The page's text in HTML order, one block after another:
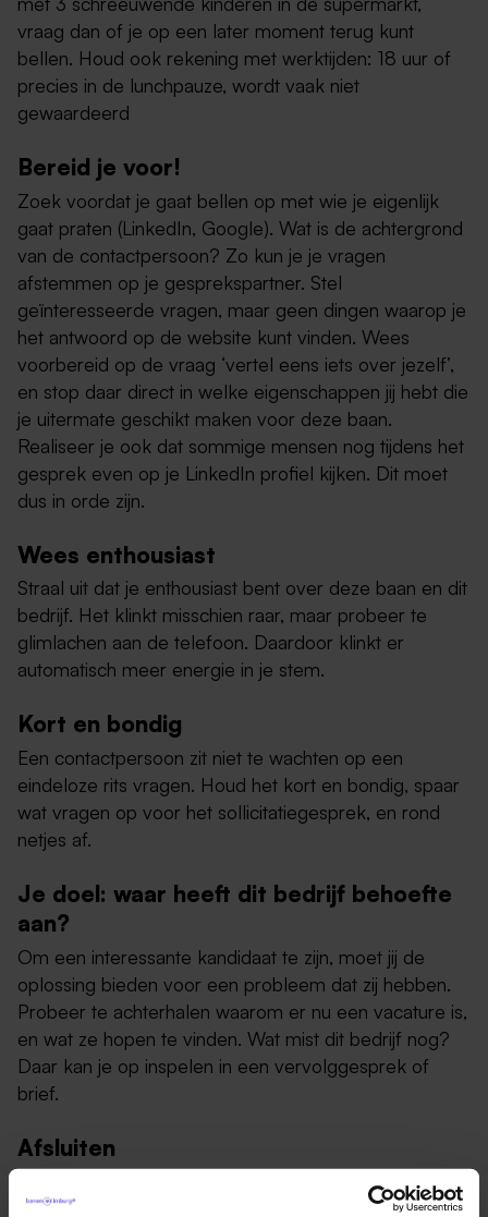
vraag dan of je op een later moment terug kunt
bellen. Houd ook rekening met werktijden: 18 uur of
precies in de lunchpauze, wordt vaak niet
gewaardeerd
Bereid je voor!
Zoek voordat je gaat bellen op met wie je eigenlijk
gaat praten (LinkedIn, Google). Wat is de achtergrond
van de contactpersoon? Zo kun je je vragen
afstemmen op je gesprekspartner. Stel
geïnteresseerde vragen, maar geen dingen waarop je
het antwoord op de website kunt vinden. Wees
voorbereid op de vraag ‘vertel eens iets over jezelf’,
en stop daar direct in welke eigenschappen jij hebt die
je uitermate geschikt maken voor deze baan.
Realiseer je ook dat sommige mensen nog tijdens het
gesprek even op je LinkedIn profiel kijken. Dit moet
dus in orde zijn.
Wees enthousiast
Straal uit dat je enthousiast bent over deze baan en dit
bedrijf. Het klinkt misschien raar, maar probeer te
glimlachen aan de telefoon. Daardoor klinkt er
automatisch meer energie in je stem.
Kort en bondig
Een contactpersoon zit niet te wachten op een
eindeloze rits vragen. Houd het kort en bondig, spaar
wat vragen op voor het sollicitatiegesprek, en rond
netjes af.
Je doel: waar heeft dit bedrijf behoefte
aan?
Om een interessante kandidaat te zijn, moet jij de
oplossing bieden voor een probleem dat zij hebben.
Probeer te achterhalen waarom er nu een vacature is,
en wat ze hopen te vinden. Wat mist dit bedrijf nog?
Daar kan je op inspelen in een vervolggesprek of
brief.
Afsluiten
Laat, als het lukt, je naam nog even op subtiele wijze
vallen, als daar niet al naar gevraagd wordt. Door van